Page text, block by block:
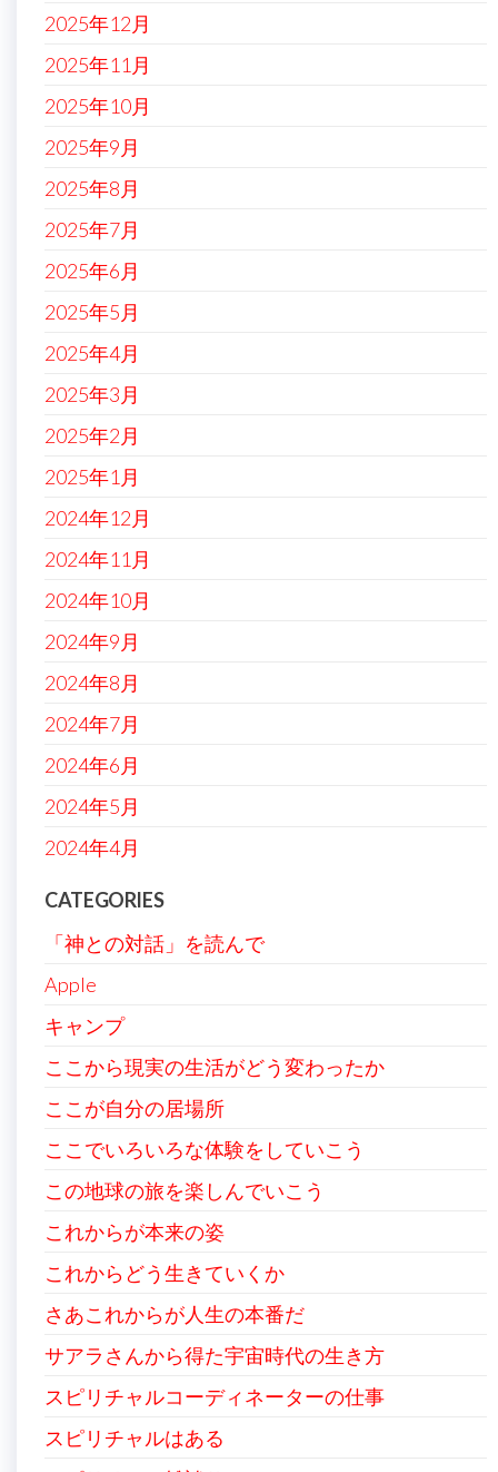
2025年12月
2025年11月
2025年10月
2025年9月
2025年8月
2025年7月
2025年6月
2025年5月
2025年4月
2025年3月
2025年2月
2025年1月
2024年12月
2024年11月
2024年10月
2024年9月
2024年8月
2024年7月
2024年6月
2024年5月
2024年4月
CATEGORIES
「神との対話」を読んで
Apple
キャンプ
ここから現実の生活がどう変わったか
ここが自分の居場所
ここでいろいろな体験をしていこう
この地球の旅を楽しんでいこう
これからが本来の姿
これからどう生きていくか
さあこれからが人生の本番だ
サアラさんから得た宇宙時代の生き方
スピリチャルコーディネーターの仕事
スピリチャルはある